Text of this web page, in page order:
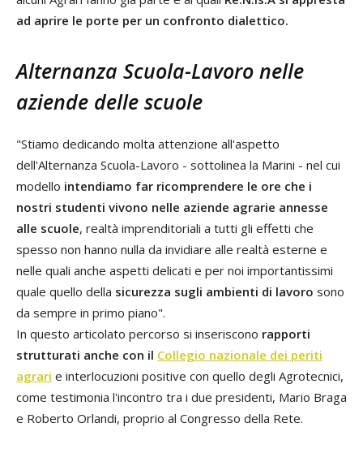
ad aprire le porte per un confronto dialettico.
Alternanza Scuola-Lavoro nelle
aziende delle scuole
"Stiamo dedicando molta attenzione all'aspetto
dell'Alternanza Scuola-Lavoro - sottolinea la Marini - nel cui
modello intendiamo far ricomprendere le ore che i
nostri studenti vivono nelle aziende agrarie annesse
alle scuole, realtà imprenditoriali a tutti gli effetti che
spesso non hanno nulla da invidiare alle realtà esterne e
nelle quali anche aspetti delicati e per noi importantissimi
quale quello della sicurezza sugli ambienti di lavoro sono
da sempre in primo piano".
In questo articolato percorso si inseriscono rapporti
strutturati anche con il Collegio nazionale dei periti
agrari e interlocuzioni positive con quello degli Agrotecnici,
come testimonia l'incontro tra i due presidenti, Mario Braga
e Roberto Orlandi, proprio al Congresso della Rete.